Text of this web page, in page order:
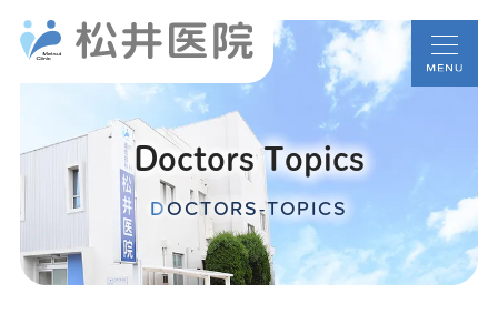
Doctors Topics
DOCTORS-TOPICS